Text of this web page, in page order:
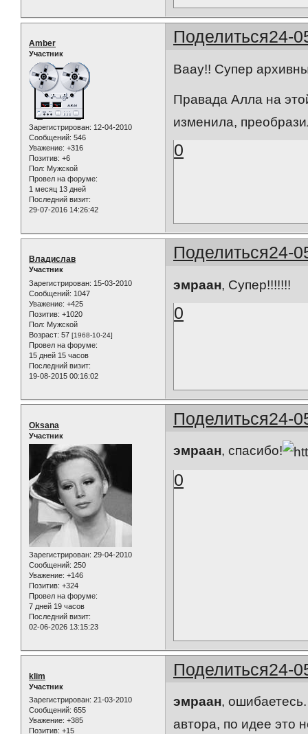
Поделиться24-
Amber
Участник
Зарегистрирован: 12-04-2010
Сообщений: 546
Уважение: +316
Позитив: +6
Пол: Мужской
Провел на форуме:
1 месяц 13 дней
Последний визит:
29-07-2016 14:26:42
Ваау!! Супер
Правада Алла на
изменила,
0
Поделиться24-
Владислав
Участник
Зарегистрирован: 15-03-2010
Сообщений: 1047
Уважение: +425
Позитив: +1020
Пол: Мужской
Возраст: 57 [1968-10-24]
Провел на форуме:
15 дней 15 часов
Последний визит:
19-08-2015 00:16:02
эмраан, Супер!!!!!!!
0
Поделиться24-
Oksana
Участник
Зарегистрирован: 29-04-2010
Сообщений: 250
Уважение: +146
Позитив: +324
Провел на форуме:
7 дней 19 часов
Последний визит:
02-06-2026 13:15:23
эмраан, спасибо!
0
Поделиться24-
klim
Участник
Зарегистрирован: 21-03-2010
Сообщений: 655
Уважение: +385
Позитив: +15
эмраан,
автора, по идее это